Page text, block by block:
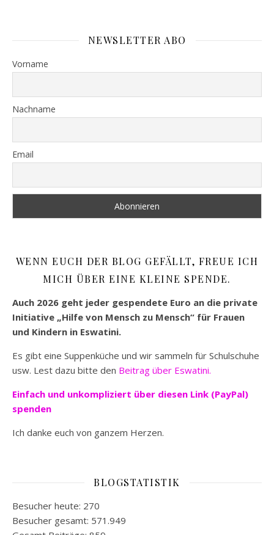
NEWSLETTER ABO
Vorname
Nachname
Email
WENN EUCH DER BLOG GEFÄLLT, FREUE ICH
MICH ÜBER EINE KLEINE SPENDE.
Auch 2026 geht jeder gespendete Euro an die private
Initiative „Hilfe von Mensch zu Mensch“ für Frauen
und Kindern in Eswatini.
Es gibt eine Suppenküche und wir sammeln für Schulschuhe
usw. Lest dazu bitte den Beitrag über Eswatini.
Einfach und unkompliziert über diesen Link (PayPal)
spenden
Ich danke euch von ganzem Herzen.
BLOGSTATISTIK
Besucher heute: 270
Besucher gesamt: 571.949